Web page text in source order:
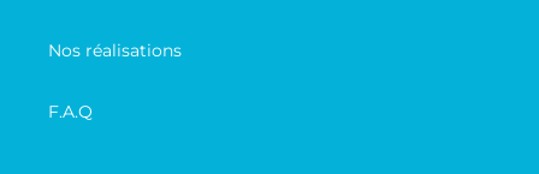
Nos réalisations
F.A.Q